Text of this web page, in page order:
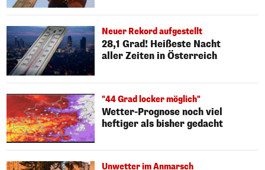
Neuer Rekord aufgestellt
28,1 Grad! Heißeste Nacht
aller Zeiten in Österreich
"44 Grad locker möglich"
Wetter-Prognose noch viel
heftiger als bisher gedacht
Unwetter im Anmarsch